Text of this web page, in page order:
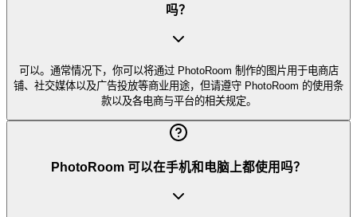
吗？
可以。通常情况下，你可以将通过 PhotoRoom 制作的图片用于电商店
铺、社交媒体以及广告投放等商业用途，但请遵守 PhotoRoom 的使用条
款以及各电商与平台的相关规定。
PhotoRoom 可以在手机和电脑上都使用吗？